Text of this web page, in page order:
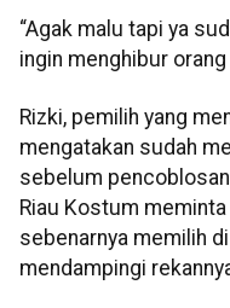
“Agak malu tapi ya
ingin menghibur orang
Rizki, pemilih yang
mengatakan sudah
sebelum
Riau Kostum
sebenarnya memilih
mendampingi